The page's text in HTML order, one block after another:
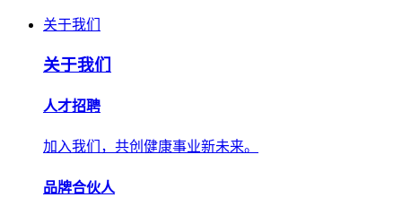
关于我们
关于我们
人才招聘
加入我们，共创健康事业新未来。
品牌合伙人